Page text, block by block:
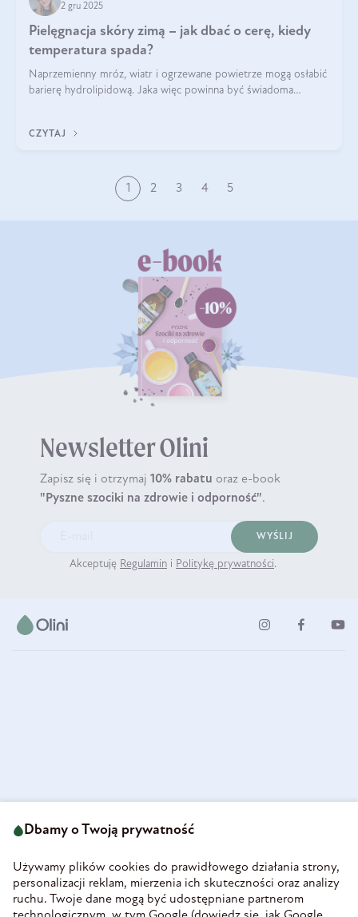
2 gru 2025
Pielęgnacja skóry zimą – jak dbać o cerę, kiedy
temperatura spada?
Naprzemienny mróz, wiatr i ogrzewane powietrze mogą osłabić
barierę hydrolipidową. Jaka więc powinna być świadoma
CZYTAJ
1 2 3 4 5
Newsletter Olini
Zapisz się i otrzymaj 10% rabatu oraz e-book
"Pyszne szociki na zdrowie i odporność".
WYŚLIJ
Akceptuję Regulamin i Politykę prywatności.
58-160 Świebodzice
REGON 890213034
INFORMACJE
Dbamy o Twoją prywatność
Używamy plików cookies do prawidłowego działania strony,
personalizacji reklam, mierzenia ich skuteczności oraz analizy
ruchu. Twoje dane mogą być udostępniane partnerom